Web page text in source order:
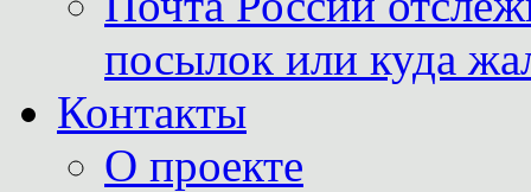
посылок или куда
Контакты
О проекте